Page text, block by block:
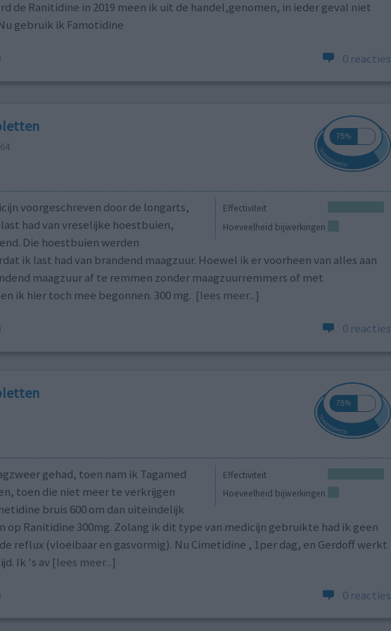
de Ranitidine in 2019 meen ik uit de handel,genomen, in ieder geval niet
gebruik ik Famotidine
0 reacties
Effectiviteit
Hoeveelheid bijwerkingen
voorgeschreven door de longarts,
had van vreselijke hoestbuien,
Die hoestbuien werden
ik last had van brandend maagzuur. Hoewel ik er voorheen van alles aan
maagzuur af te remmen zonder maagzuurremmers of met
ik hier toch mee begonnen. 300 mg. [lees meer...]
0 reacties
Effectiviteit
Hoeveelheid bijwerkingen
gehad, toen nam ik Tagamed
toen die niet meer te verkrijgen
bruis 600 om dan uiteindelijk
op Ranitidine 300mg. Zolang ik dit type van medicijn gebruikte had ik geen
reflux (vloeibaar en gasvormig). Nu Cimetidine , 1per dag, en Gerdoff werkt
Ik 's av [lees meer...]
0 reacties